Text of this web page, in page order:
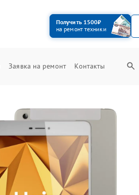
Получить 1500₽
на ремонт техники
Заявка на ремонт Контакты